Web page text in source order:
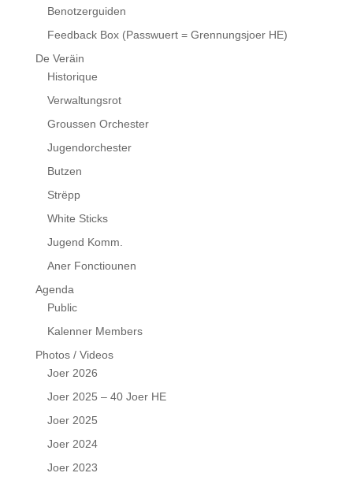
Benotzerguiden
Feedback Box (Passwuert = Grennungsjoer HE)
De Veräin
Historique
Verwaltungsrot
Groussen Orchester
Jugendorchester
Butzen
Strëpp
White Sticks
Jugend Komm.
Aner Fonctiounen
Agenda
Public
Kalenner Members
Photos / Videos
Joer 2026
Joer 2025 – 40 Joer HE
Joer 2025
Joer 2024
Joer 2023